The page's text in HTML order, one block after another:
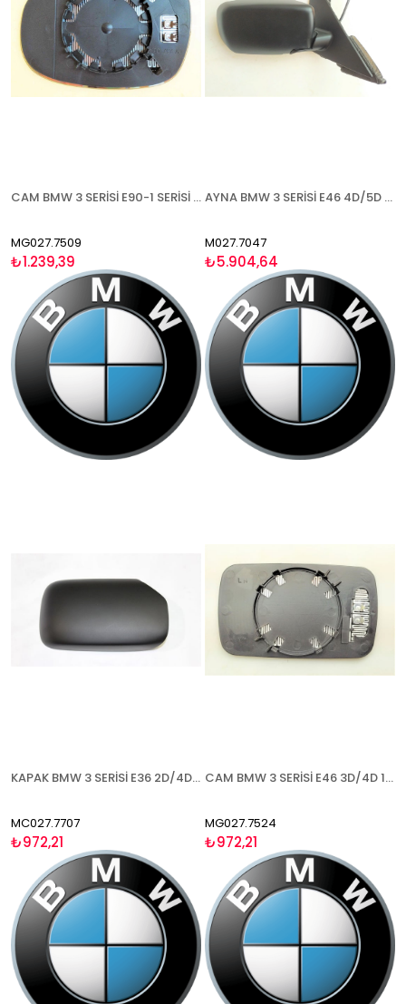
CAM BMW 3 SERİSİ E90-1 SERİSİ E87 2008-2012 ISITMALI ASFERİK MAVİ CAM SAĞ
MG027.7509
₺1.239,39
AYNA BMW 3 SERİSİ E46 4D/5D 1998-2005 ELEKTRİKLİ ISITMALI ASTARLI ASFERİK MAVİ CAM SAĞ
M027.7047
₺5.904,64
KAPAK BMW 3 SERİSİ E36 2D/4D ( 5 SERİSİ E34 1992-1995) 1992-1998 ASTARLI SAĞ
MC027.7707
₺972,21
CAM BMW 3 SERİSİ E46 3D/4D 1998-2005 ISITMALI ASFERİK MAVİ CAM SOL
MG027.7524
₺972,21